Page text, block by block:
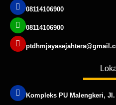
08114106900
08114106900
Kompleks PU Malengkeri,